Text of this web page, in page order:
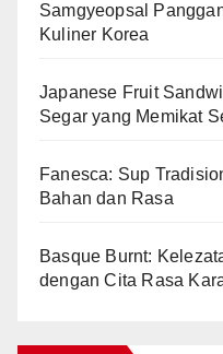
Samgyeopsal
Kuliner Korea
Japanese Fruit
Segar yang Memikat
Fanesca: Sup
Bahan dan Rasa
Basque Burnt:
dengan Cita Rasa